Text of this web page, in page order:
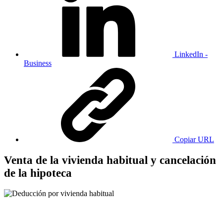
LinkedIn -
Business
Copiar URL
Venta de la vivienda habitual y cancelación
de la hipoteca